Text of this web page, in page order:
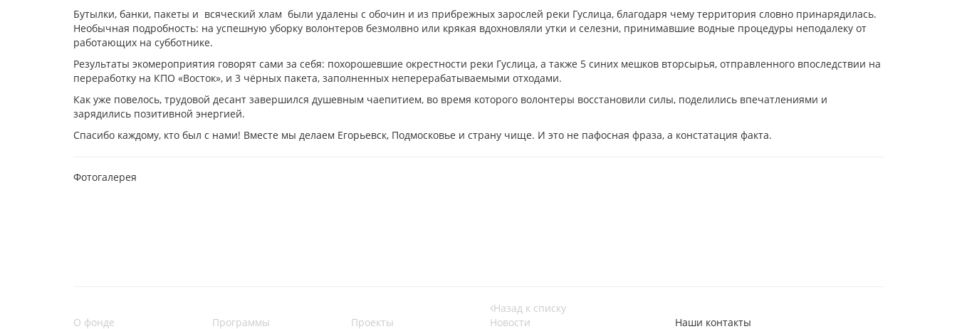
Бутылки, банки, пакеты и всяческий хлам были удалены с обочин и из прибрежных зарослей реки Гуслица, благодаря чему территория словно принарядилась.
Необычная подробность: на успешную уборку волонтеров безмолвно или крякая вдохновляли утки и селезни, принимавшие водные процедуры неподалеку от
работающих на субботнике.
Результаты экомероприятия говорят сами за себя: похорошевшие окрестности реки Гуслица, а также 5 синих мешков вторсырья, отправленного впоследствии на
переработку на КПО «Восток», и 3 чёрных пакета, заполненных неперерабатываемыми отходами.
Как уже повелось, трудовой десант завершился душевным чаепитием, во время которого волонтеры восстановили силы, поделились впечатлениями и
зарядились позитивной энергией.
Спасибо каждому, кто был с нами! Вместе мы делаем Егорьевск, Подмосковье и страну чище. И это не пафосная фраза, а констатация факта.
Фотогалерея
Назад к списку
О фонде
Программы Проекты Новости Наши контакты